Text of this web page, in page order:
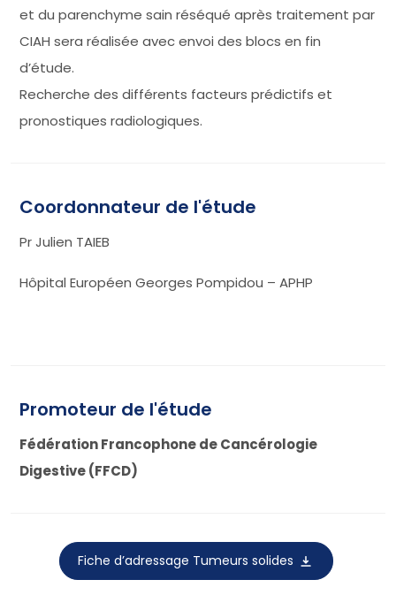
et du parenchyme sain réséqué après traitement par
CIAH sera réalisée avec envoi des blocs en fin
d’étude.
Recherche des différents facteurs prédictifs et
pronostiques radiologiques.
Coordonnateur de l'étude
Pr Julien TAIEB
Hôpital Européen Georges Pompidou – APHP
Promoteur de l'étude
Fédération Francophone de Cancérologie
Digestive (FFCD)
Fiche d’adressage Tumeurs solides